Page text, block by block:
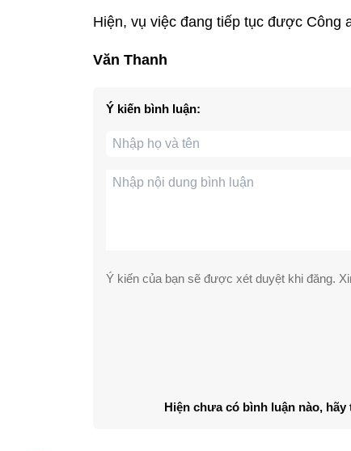
Hiện, vụ việc đang tiếp tục được Công
Văn Thanh
Ý kiến bình luận:
Ý kiến của bạn sẽ được xét duyệt khi đăng.
Hiện chưa có bình luận nào,